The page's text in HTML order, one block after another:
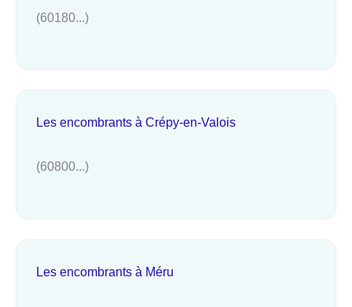
(60180...)
Les encombrants à Crépy-en-Valois
(60800...)
Les encombrants à Méru